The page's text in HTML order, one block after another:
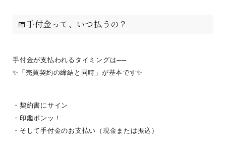
📅手付金って、いつ払うの？
手付金が支払われるタイミングは──
✨「売買契約の締結と同時」が基本です✨
・契約書にサイン
・印鑑ポンッ！
・そして手付金のお支払い（現金または振込）